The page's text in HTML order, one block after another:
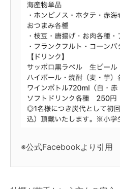
※公式Facebookより引用